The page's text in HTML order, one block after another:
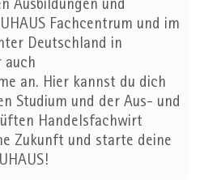
Ausbildungen und
Fachcentrum und im
Deutschland in
auch
an. Hier kannst du dich
Studium und der Aus- und
Handelsfachwirt
Zukunft und starte deine